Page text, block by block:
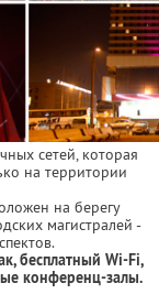
сетей, которая
на территории
на берегу
магистралей -
бесплатный Wi-Fi,
конференц-залы.